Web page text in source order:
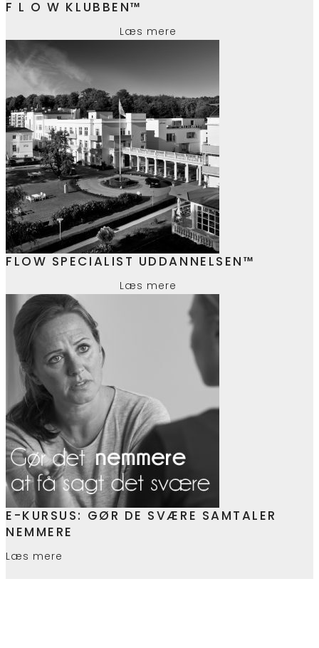
F L O W KLUBBEN™
Læs mere
FLOW SPECIALIST UDDANNELSEN™
Læs mere
E-KURSUS: GØR DE SVÆRE SAMTALER
NEMMERE
Læs mere